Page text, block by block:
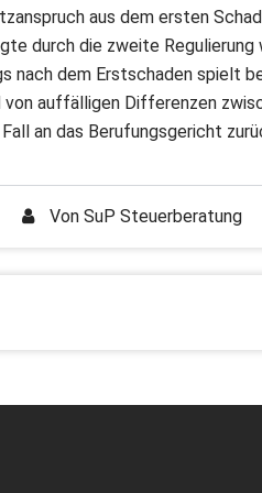
aus dem ersten
durch die zweite
nach dem Erstschaden spielt
auffälligen Differenzen
an das Berufungsgericht
Von SuP Steuerberatung